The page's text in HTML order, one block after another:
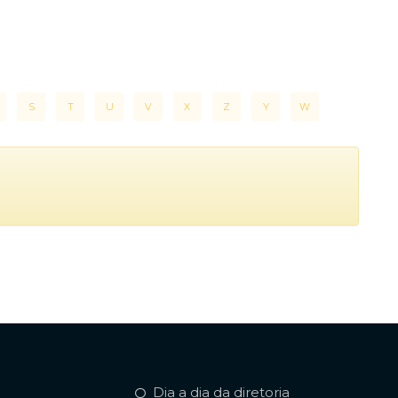
S T U V X Z Y W
Dia a dia da diretoria